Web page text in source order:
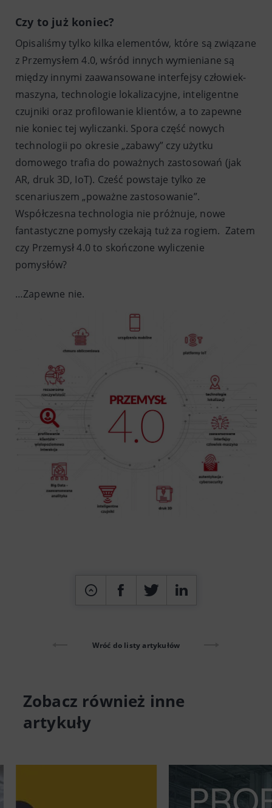
Czy to już koniec?
Opisaliśmy tylko kilka elementów, które są związane
z Przemysłem 4.0, wśród innych wymieniane są
między innymi zaawansowane interfejsy człowiek-
maszyna, technologie lokalizacyjne, inteligentne
czujniki oraz profilowanie klientów, a to zapewne
nie koniec tej wyliczanki. Spora część nowych
technologii po okresie „zabawy” czy użytku
domowego trafia do poważnych zastosowań (jak
AR, druk 3D, IoT). Cześć powstaje tylko ze
scenariuszem „poważne zastosowanie”.
Współczesna technologia nie próżnuje, nowe
fantastyczne pomysły czekają tuż za rogiem. Zatem
czy Przemysł 4.0 to skończone wyliczenie
pomysłów?
…Zapewne nie.
Wróć do listy artykułów
Zobacz również inne
artykuły